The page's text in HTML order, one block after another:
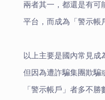
兩者其一，都還是有可
平台，而成為「警示帳
以上主要是國內常見成
但因為遭詐騙集團欺騙
「警示帳戶」者多不